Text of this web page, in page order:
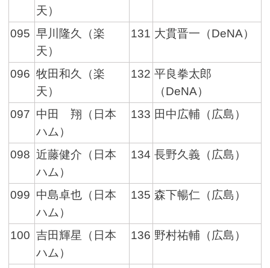
天）
095 早川隆久（楽
天）
131 大貫晋一（DeNA）
096 牧田和久（楽
天）
132 平良拳太郎
（DeNA）
097 中田 翔（日本
ハム）
133 田中広輔（広島）
098 近藤健介（日本
ハム）
134 長野久義（広島）
099 中島卓也（日本
ハム）
135 森下暢仁（広島）
100 吉田輝星（日本
ハム）
136 野村祐輔（広島）